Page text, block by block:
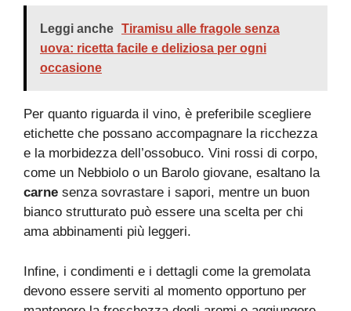
Leggi anche Tiramisu alle fragole senza
uova: ricetta facile e deliziosa per ogni
occasione
Per quanto riguarda il vino, è preferibile scegliere
etichette che possano accompagnare la ricchezza
e la morbidezza dell’ossobuco. Vini rossi di corpo,
come un Nebbiolo o un Barolo giovane, esaltano la
carne senza sovrastare i sapori, mentre un buon
bianco strutturato può essere una scelta per chi
ama abbinamenti più leggeri.
Infine, i condimenti e i dettagli come la gremolata
devono essere serviti al momento opportuno per